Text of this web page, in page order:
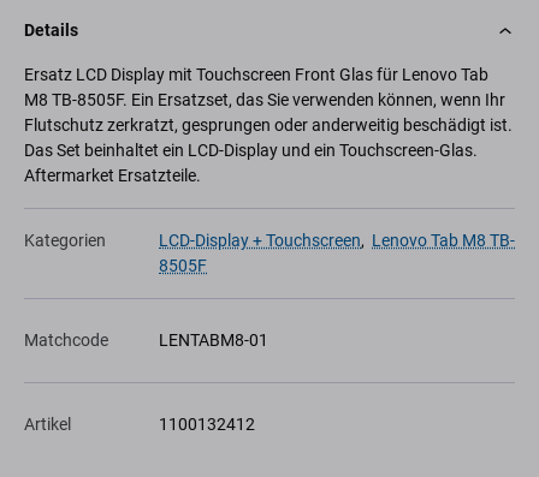
Details
Ersatz LCD Display mit Touchscreen Front Glas für Lenovo Tab
M8 TB-8505F. Ein Ersatzset, das Sie verwenden können, wenn Ihr
Flutschutz zerkratzt, gesprungen oder anderweitig beschädigt ist.
Das Set beinhaltet ein LCD-Display und ein Touchscreen-Glas.
Aftermarket Ersatzteile.
Kategorien LCD-Display + Touchscreen, Lenovo Tab M8 TB-
8505F
Matchcode LENTABM8-01
Artikel 1100132412